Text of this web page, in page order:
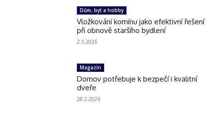
Dům, byt a hobby
Vložkování komínu jako efektivní řešení
při obnově staršího bydlení
2.5.2026
Magazín
Domov potřebuje k bezpečí i kvalitní
dveře
28.2.2026